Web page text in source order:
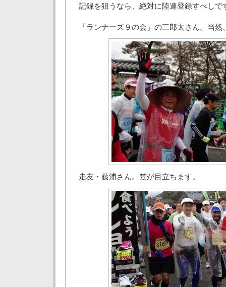
記録を狙うなら、絶対に陸連登録すべしで
「ランナーズ９の会」の三郎太さん。当然
走友・藤浦さん。笠が目立ちます。